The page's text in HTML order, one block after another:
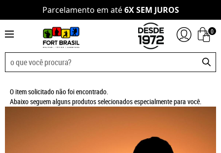
Parcelamento em até6X SEM JUROS
0
O item solicitado não foi encontrado.
Abaixo seguem alguns produtos selecionados especialmente para você.